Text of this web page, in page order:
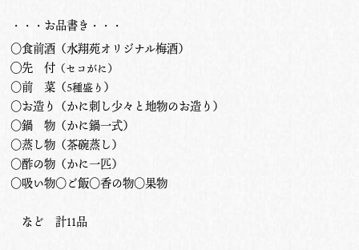
・・・お品書き・・・
○食前酒（水翔苑オリジナル梅酒）
◯先 付 （セコがに）
○前 菜（5種盛り ）
○お造り（かに刺し少々と地物のお造り）
○鍋 物（かに鍋一式）
○蒸し物（茶碗蒸し）
○酢の物（かに一匹）
○吸い物○ご飯○香の物○果物
など 計11品